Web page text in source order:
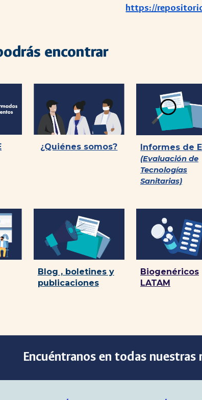
https://
encontrar
¿Quiénes somos? Informes de
(Evaluación de
Tecnologías
Sanitarias)
Blog , boletines y
publicaciones
Biogenéricos
LATAM
Encuéntranos en todas nuestras